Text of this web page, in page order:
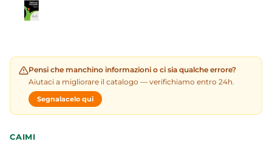
Pensi che manchino informazioni o ci sia qualche errore?
Aiutaci a migliorare il catalogo — verifichiamo entro 24h.
Segnalacelo qui
CAIMI